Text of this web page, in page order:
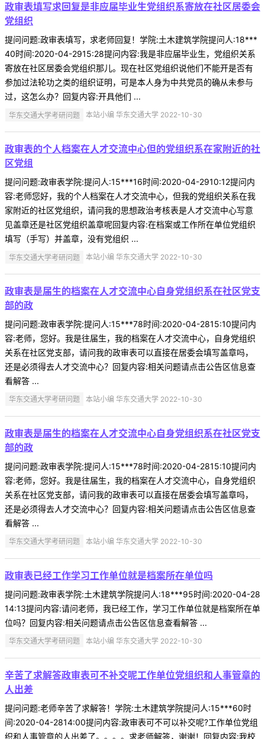
政审表填写求回复是非应届毕业生党组织系寄放在社区居委会
党组织
提问问题:政审表填写，求老师回复！学院:土木建筑学院提问人:18***
40时间:2020-04-2915:28提问内容:我是非应届毕业生，党组织关系
寄放在社区居委会党组织那儿。现在社区党组织说他们不能开是否有
参加过法轮功之类的组织证明，可是本人身为中共党员的确从未参与
过，这怎么办？回复内容:开具他们 ...
华东交通大学考研问题 本站小编 华东交通大学 2022-10-30
政审表的个人档案在人才交流中心但的党组织系在家附近的社
区党组
提问问题:政审表学院:提问人:15***16时间:2020-04-2910:12提问内
容:老师您好，我的个人档案在人才交流中心，但我的党组织关系在我
家附近的社区党组织，请问我的思想政治考核表是人才交流中心写意
见盖章还是社区党组织盖章呢回复内容:在档案或工作所在单位党组织
填写（手写）并盖章，没有党组织 ...
华东交通大学考研问题 本站小编 华东交通大学 2022-10-30
政审表是届生的档案在人才交流中心自身党组织系在社区党支
部的政
提问问题:政审表学院:提问人:15***78时间:2020-04-2815:10提问内
容:老师，您好。我是往届生，我的档案在人才交流中心，自身党组织
关系在社区党支部，请问我的政审表可以直接在居委会填写盖章吗，
还是必须得去人才交流中心？回复内容:相关问题请点击公告区信息查
看解答 ...
华东交通大学考研问题 本站小编 华东交通大学 2022-10-30
政审表是届生的档案在人才交流中心自身党组织系在社区党支
部的政
提问问题:政审表学院:提问人:15***78时间:2020-04-2815:10提问内
容:老师，您好。我是往届生，我的档案在人才交流中心，自身党组织
关系在社区党支部，请问我的政审表可以直接在居委会填写盖章吗，
还是必须得去人才交流中心？回复内容:相关问题请点击公告区信息查
看解答 ...
华东交通大学考研问题 本站小编 华东交通大学 2022-10-30
政审表已经工作学习工作单位就是档案所在单位吗
提问问题:政审表学院:土木建筑学院提问人:18***95时间:2020-04-28
14:13提问内容:请问老师，我已经工作，学习工作单位就是档案所在单
位吗？回复内容:相关问题请点击公告区信息查看解答 ...
华东交通大学考研问题 本站小编 华东交通大学 2022-10-30
辛苦了求解答政审表可不补交呢工作单位党组织和人事管章的
人出差
提问问题:老师辛苦了求解答！学院:土木建筑学院提问人:15***60时
间:2020-04-2814:00提问内容:政审表可不可以补交呢?工作单位党组
织和人事管章的人出差了。。。。求老师解答，谢谢！回复内容:我校